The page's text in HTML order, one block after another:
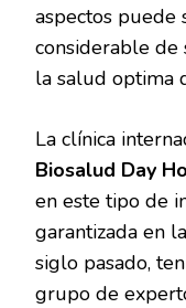
aspectos puede
considerable de
la salud optima
La clínica
Biosalud Day
en este tipo de
garantizada en
siglo pasado,
grupo de